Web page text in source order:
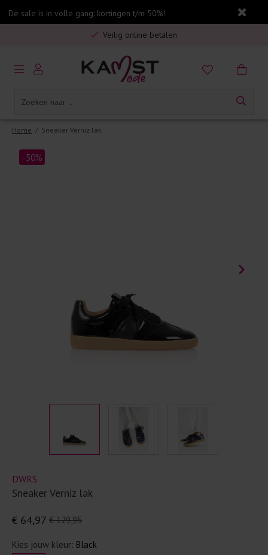
De sale is in volle gang: kortingen t/m 50%!
Gratis verzending in Nederland vanaf €75,-
Veilig online betalen
5% spaarbonus op jouw aankoop
Gratis verzending in Nederland vanaf €75,-
Home / Sneaker Verniz lak
-50%
DWRS
Sneaker Verniz lak
€ 129,95
€ 64,97
Kies jouw kleur: Black